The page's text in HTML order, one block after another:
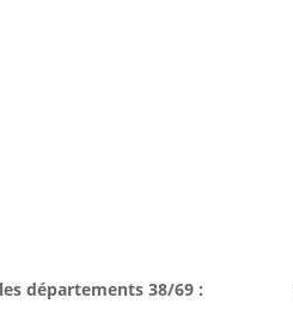
départements 38/69 :